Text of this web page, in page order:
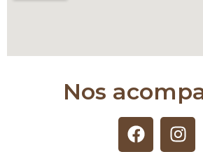
Nos